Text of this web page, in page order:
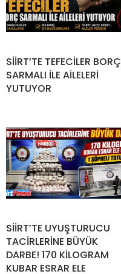
SİİRT’TE TEFECİLER BORÇ
SARMALI İLE AİLELERİ
YUTUYOR
SİİRT’TE UYUŞTURUCU
TACİRLERİNE BÜYÜK
DARBE! 170 KİLOGRAM
KUBAR ESRAR ELE